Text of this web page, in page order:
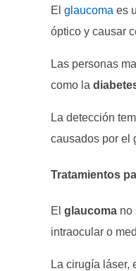
El glaucoma es
óptico y causar
Las personas
como la
La detección
causados por el
Tratamientos
El glaucoma no
intraocular o
La cirugía láser,